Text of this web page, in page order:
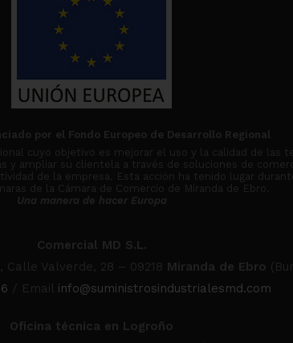
por el Fondo Europeo de Desarrollo Regional
cuyo objetivo es mejorar el uso y la calidad de las
y ampliar su clientela a través de soluciones de
de la empresa. Esta acción ha tenido lugar
de la Cámara de Comercio de Miranda de Ebro.
Una manera de hacer Europa
Comercial MD S.L.
Calle Valverde, 28 – 09218 Miranda de Ebro
/ Email info@suministrosindustrialesmd.com
Oficina técnica en Logroño